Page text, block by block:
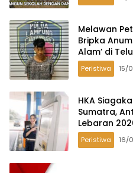
Melawan
Bripka
Alam’ di
Peristiwa 15/
HKA
Sumatra,
Lebaran
Peristiwa 16/